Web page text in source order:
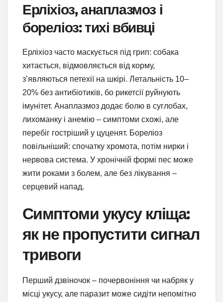
Ерліхіоз, анаплазмоз і
бореліоз: тихі вбивці
Ерліхіоз часто маскується під грип: собака
хитається, відмовляється від корму,
з’являються петехії на шкірі. Летальність 10–
20% без антибіотиків, бо рикетсії руйнують
імунітет. Анаплазмоз додає болю в суглобах,
лихоманку і анемію – симптоми схожі, але
перебіг гостріший у цуценят. Бореліоз
повільніший: спочатку хромота, потім нирки і
нервова система. У хронічній формі пес може
жити роками з болем, але без лікування –
серцевий напад.
Симптоми укусу кліща:
як не пропустити сигнал
тривоги
Перший дзвіночок – почервоніння чи набряк у
місці укусу, але паразит може сидіти непомітно